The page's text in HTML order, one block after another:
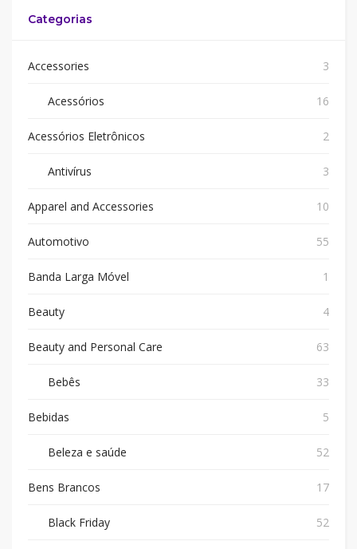
Categorias
Accessories 3
Acessórios 16
Acessórios Eletrônicos 2
Antivírus 3
Apparel and Accessories 10
Automotivo 55
Banda Larga Móvel 1
Beauty 4
Beauty and Personal Care 63
Bebês 33
Bebidas 5
Beleza e saúde 52
Bens Brancos 17
Black Friday 52